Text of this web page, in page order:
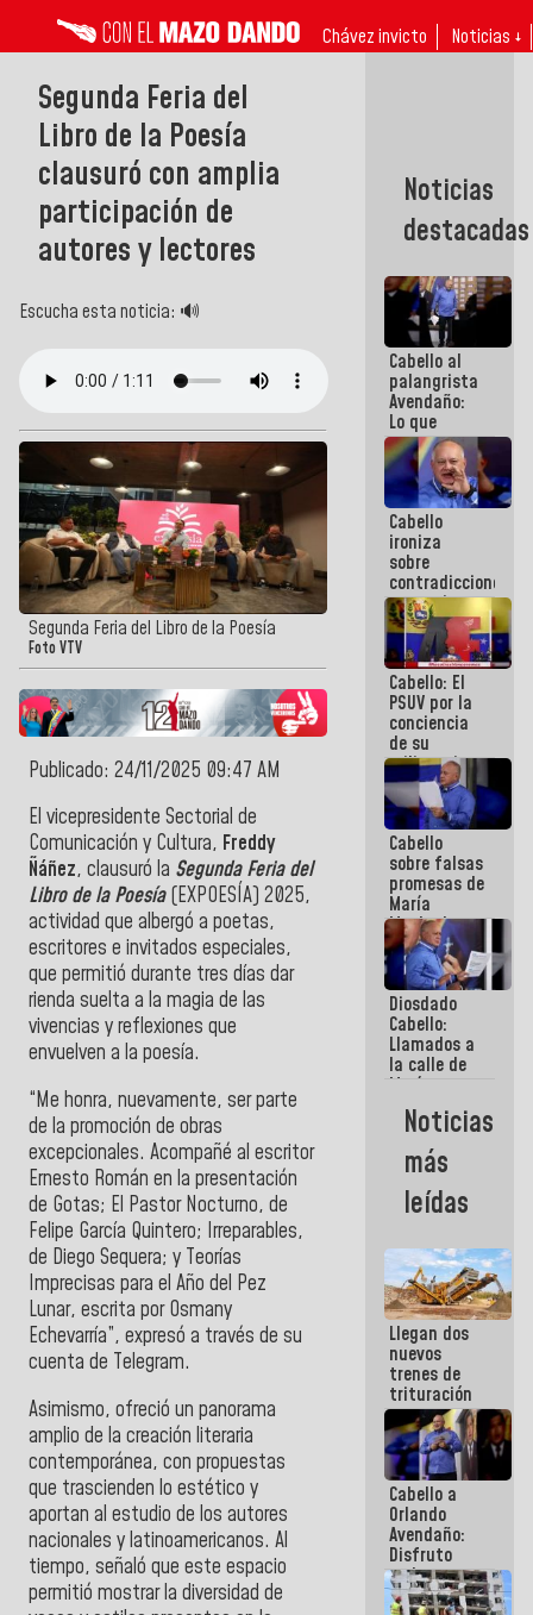
Chávez invicto Noticias ↓
Segunda Feria del
Libro de la Poesía
clausuró con amplia
participación de
autores y lectores
Escucha esta noticia: 🔊
Segunda Feria del Libro de la Poesía
Foto VTV
Publicado: 24/11/2025 09:47 AM
El vicepresidente Sectorial de
Comunicación y Cultura, Freddy
Ñáñez, clausuró la Segunda Feria del
Libro de la Poesía(EXPOESÍA) 2025,
actividad que albergó a poetas,
escritores e invitados especiales,
que permitió durante tres días dar
rienda suelta a la magia de las
vivencias y reflexiones que
envuelven a la poesía.
“Me honra, nuevamente, ser parte
de la promoción de obras
excepcionales. Acompañé al escritor
Ernesto Román en la presentación
de Gotas; El Pastor Nocturno, de
Felipe García Quintero; Irreparables,
de Diego Sequera; y Teorías
Imprecisas para el Año del Pez
Lunar, escrita por Osmany
Echevarría”, expresó a través de su
cuenta de Telegram.
Asimismo, ofreció un panorama
amplio de la creación literaria
contemporánea, con propuestas
que trascienden lo estético y
aportan al estudio de los autores
nacionales y latinoamericanos. Al
tiempo, señaló que este espacio
permitió mostrar la diversidad de
Noticias
destacadas
Cabello al
palangrista
Avendaño:
Lo que
vayas a
escribir
hazlo hoy
por que no
sabemos si
la semana
que viene
hay
programa
Cabello
ironiza
sobre
contradicciones
y mentiras
de María
Machado:
¡Créanle!
Cabello: El
PSUV por la
conciencia
de su
militancia
es la
organización
política más
sólida de
Venezuela
Cabello
sobre falsas
promesas de
María
Machado:
¿Quién le
puede creer?
¿Y la gente
que ella iba
a salvar en
La Guaira?
Diosdado
Cabello:
Llamados a
la calle de
María
Machado se
estrellaron
de frente
contra el
Pueblo
Noticias
más
leídas
Llegan dos
nuevos
trenes de
trituración
para
optimizar
manejo de
escombros
en La Guaira
Cabello a
Orlando
Avendaño:
Disfruto
cada vez
que escribes